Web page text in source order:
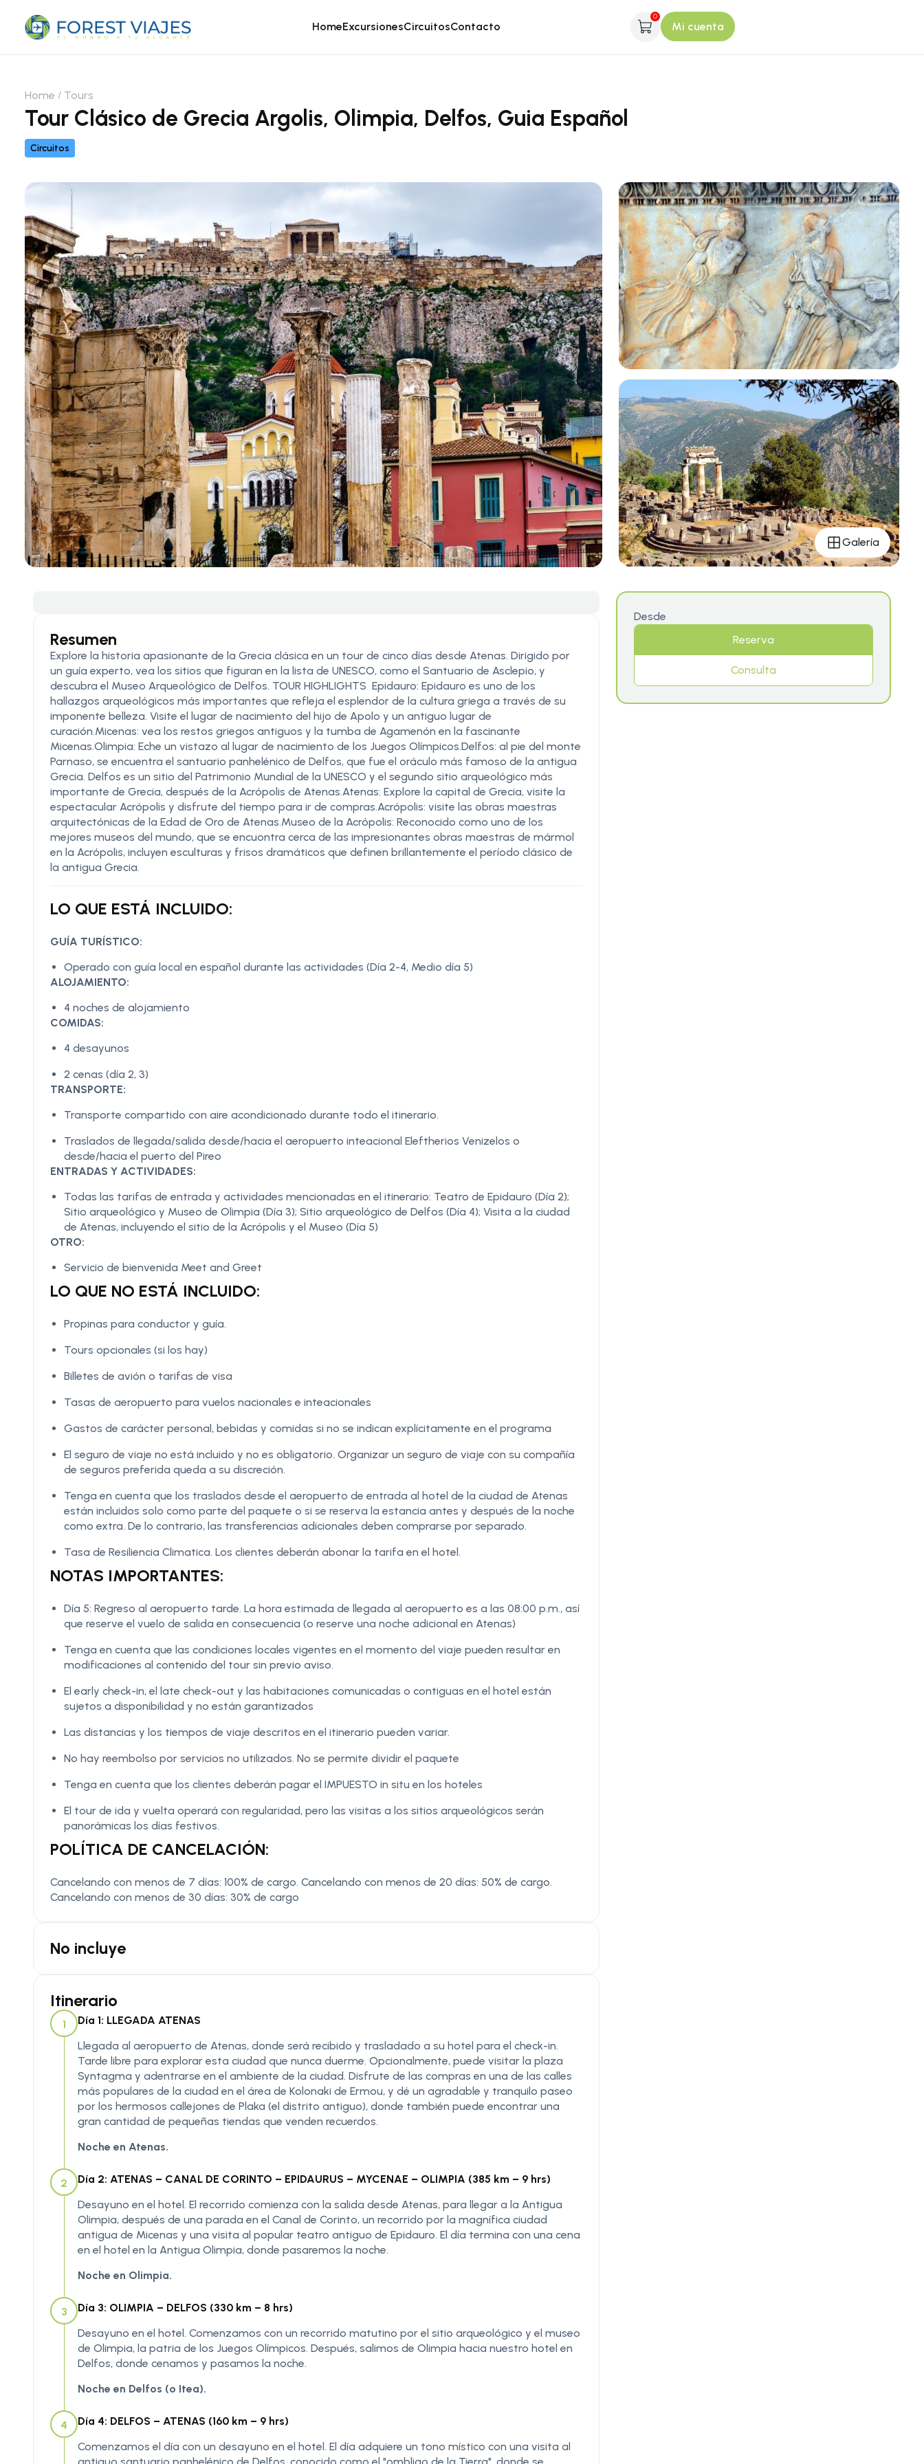
HomeExcursionesCircuitosContacto
0
Mi cuenta
Home Tours
Tour Clásico de Grecia Argolis, Olimpia, Delfos, Guia Español
Circuitos
Galería
Resumen
Explore la historia apasionante de la Grecia clásica en un tour de cinco días desde Atenas. Dirigido por
un guía experto, vea los sitios que figuran en la lista de UNESCO, como el Santuario de Asclepio, y
descubra el Museo Arqueológico de Delfos. TOUR HIGHLIGHTS Epidauro: Epidauro es uno de los
hallazgos arqueológicos más importantes que refleja el esplendor de la cultura griega a través de su
imponente belleza. Visite el lugar de nacimiento del hijo de Apolo y un antiguo lugar de
curación.Micenas: vea los restos griegos antiguos y la tumba de Agamenón en la fascinante
Micenas.Olimpia: Eche un vistazo al lugar de nacimiento de los Juegos Olímpicos.Delfos: al pie del monte
Parnaso, se encuentra el santuario panhelénico de Delfos, que fue el oráculo más famoso de la antigua
Grecia. Delfos es un sitio del Patrimonio Mundial de la UNESCO y el segundo sitio arqueológico más
importante de Grecia, después de la Acrópolis de Atenas.Atenas: Explore la capital de Grecia, visite la
espectacular Acrópolis y disfrute del tiempo para ir de compras.Acrópolis: visite las obras maestras
arquitectónicas de la Edad de Oro de Atenas.Museo de la Acrópolis: Reconocido como uno de los
mejores museos del mundo, que se encuontra cerca de las impresionantes obras maestras de mármol
en la Acrópolis, incluyen esculturas y frisos dramáticos que definen brillantemente el período clásico de
la antigua Grecia.
LO QUE ESTÁ INCLUIDO:
GUÍA TURÍSTICO:
Operado con guía local en español durante las actividades (Día 2-4, Medio día 5)
ALOJAMIENTO:
4 noches de alojamiento
COMIDAS:
4 desayunos
2 cenas (día 2, 3)
TRANSPORTE:
Transporte compartido con aire acondicionado durante todo el itinerario.
Traslados de llegada/salida desde/hacia el aeropuerto inteacional Eleftherios Venizelos o
desde/hacia el puerto del Pireo
ENTRADAS Y ACTIVIDADES:
Todas las tarifas de entrada y actividades mencionadas en el itinerario: Teatro de Epidauro (Día 2);
Sitio arqueológico y Museo de Olimpia (Día 3); Sitio arqueológico de Delfos (Día 4); Visita a la ciudad
de Atenas, incluyendo el sitio de la Acrópolis y el Museo (Día 5)
OTRO:
Servicio de bienvenida Meet and Greet
LO QUE NO ESTÁ INCLUIDO:
Propinas para conductor y guía.
Tours opcionales (si los hay)
Billetes de avión o tarifas de visa
Tasas de aeropuerto para vuelos nacionales e inteacionales
Gastos de carácter personal, bebidas y comidas si no se indican explícitamente en el programa
El seguro de viaje no está incluido y no es obligatorio. Organizar un seguro de viaje con su compañía
de seguros preferida queda a su discreción.
Tenga en cuenta que los traslados desde el aeropuerto de entrada al hotel de la ciudad de Atenas
están incluidos solo como parte del paquete o si se reserva la estancia antes y después de la noche
como extra. De lo contrario, las transferencias adicionales deben comprarse por separado.
Tasa de Resiliencia Climatica. Los clientes deberán abonar la tarifa en el hotel.
NOTAS IMPORTANTES:
Día 5: Regreso al aeropuerto tarde. La hora estimada de llegada al aeropuerto es a las 08:00 p.m., así
que reserve el vuelo de salida en consecuencia (o reserve una noche adicional en Atenas)
Tenga en cuenta que las condiciones locales vigentes en el momento del viaje pueden resultar en
modificaciones al contenido del tour sin previo aviso.
El early check-in, el late check-out y las habitaciones comunicadas o contiguas en el hotel están
sujetos a disponibilidad y no están garantizados
Las distancias y los tiempos de viaje descritos en el itinerario pueden variar.
No hay reembolso por servicios no utilizados. No se permite dividir el paquete
Tenga en cuenta que los clientes deberán pagar el IMPUESTO in situ en los hoteles
El tour de ida y vuelta operará con regularidad, pero las visitas a los sitios arqueológicos serán
panorámicas los días festivos.
POLÍTICA DE CANCELACIÓN:
Cancelando con menos de 7 días: 100% de cargo. Cancelando con menos de 20 días: 50% de cargo.
Cancelando con menos de 30 días: 30% de cargo
No incluye
Itinerario
1
Día 1: LLEGADA ATENAS
Llegada al aeropuerto de Atenas, donde será recibido y trasladado a su hotel para el check-in.
Tarde libre para explorar esta ciudad que nunca duerme. Opcionalmente, puede visitar la plaza
Syntagma y adentrarse en el ambiente de la ciudad. Disfrute de las compras en una de las calles
más populares de la ciudad en el área de Kolonaki de Ermou, y dé un agradable y tranquilo paseo
por los hermosos callejones de Plaka (el distrito antiguo), donde también puede encontrar una
gran cantidad de pequeñas tiendas que venden recuerdos.
Noche en Atenas.
2
Día 2: ATENAS – CANAL DE CORINTO – EPIDAURUS – MYCENAE – OLIMPIA (385 km – 9 hrs)
Desayuno en el hotel. El recorrido comienza con la salida desde Atenas, para llegar a la Antigua
Olimpia, después de una parada en el Canal de Corinto, un recorrido por la magnífica ciudad
antigua de Micenas y una visita al popular teatro antiguo de Epidauro. El día termina con una cena
en el hotel en la Antigua Olimpia, donde pasaremos la noche.
Noche en Olimpia.
3
Día 3: OLIMPIA – DELFOS (330 km – 8 hrs)
Desayuno en el hotel. Comenzamos con un recorrido matutino por el sitio arqueológico y el museo
de Olimpia, la patria de los Juegos Olímpicos. Después, salimos de Olimpia hacia nuestro hotel en
Delfos, donde cenamos y pasamos la noche.
Noche en Delfos (o Itea).
4
Día 4: DELFOS – ATENAS (160 km – 9 hrs)
Comenzamos el día con un desayuno en el hotel. El día adquiere un tono místico con una visita al
antiguo santuario panhelénico de Delfos, conocido como el "ombligo de la Tierra", donde se
Desde
Reserva
Consulta